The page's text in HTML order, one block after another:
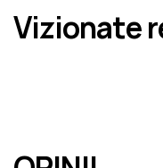
erori în cel mai scurt
Vizionate